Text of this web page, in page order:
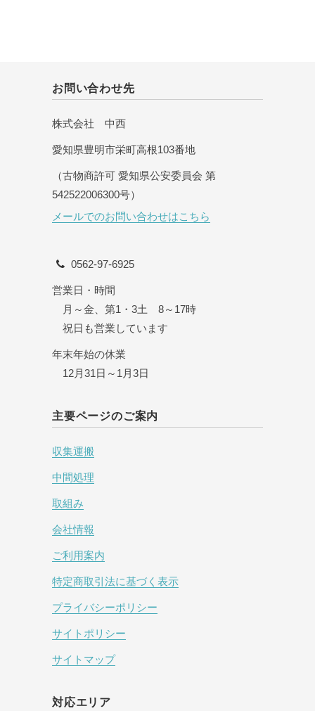
お問い合わせ先
株式会社 中西
愛知県豊明市栄町高根103番地
（古物商許可 愛知県公安委員会 第
542522006300号）
メールでのお問い合わせはこちら
0562-97-6925
営業日・時間
月～金、第1・3土 8～17時
祝日も営業しています
年末年始の休業
12月31日～1月3日
主要ページのご案内
収集運搬
中間処理
取組み
会社情報
ご利用案内
特定商取引法に基づく表示
プライバシーポリシー
サイトポリシー
サイトマップ
対応エリア